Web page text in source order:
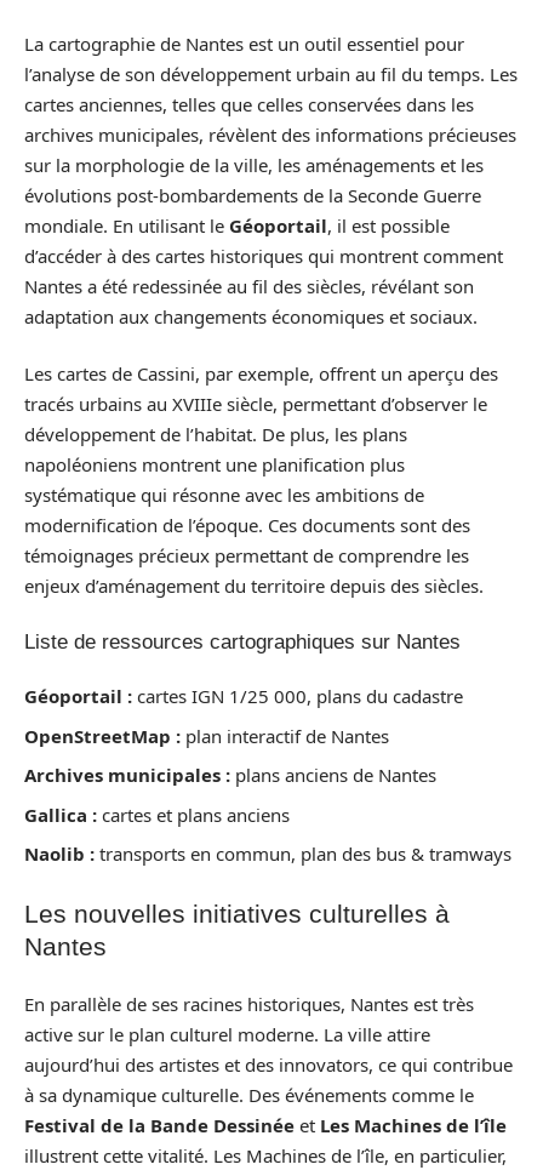
La cartographie de Nantes est un outil essentiel pour
l’analyse de son développement urbain au fil du temps. Les
cartes anciennes, telles que celles conservées dans les
archives municipales, révèlent des informations précieuses
sur la morphologie de la ville, les aménagements et les
évolutions post-bombardements de la Seconde Guerre
mondiale. En utilisant le Géoportail, il est possible
d’accéder à des cartes historiques qui montrent comment
Nantes a été redessinée au fil des siècles, révélant son
adaptation aux changements économiques et sociaux.
Les cartes de Cassini, par exemple, offrent un aperçu des
tracés urbains au XVIIIe siècle, permettant d’observer le
développement de l’habitat. De plus, les plans
napoléoniens montrent une planification plus
systématique qui résonne avec les ambitions de
modernification de l’époque. Ces documents sont des
témoignages précieux permettant de comprendre les
enjeux d’aménagement du territoire depuis des siècles.
Liste de ressources cartographiques sur Nantes
Géoportail : cartes IGN 1/25 000, plans du cadastre
OpenStreetMap : plan interactif de Nantes
Archives municipales : plans anciens de Nantes
Gallica : cartes et plans anciens
Naolib : transports en commun, plan des bus & tramways
Les nouvelles initiatives culturelles à
Nantes
En parallèle de ses racines historiques, Nantes est très
active sur le plan culturel moderne. La ville attire
aujourd’hui des artistes et des innovators, ce qui contribue
à sa dynamique culturelle. Des événements comme le
Festival de la Bande Dessinée et Les Machines de l’île
illustrent cette vitalité. Les Machines de l’île, en particulier,